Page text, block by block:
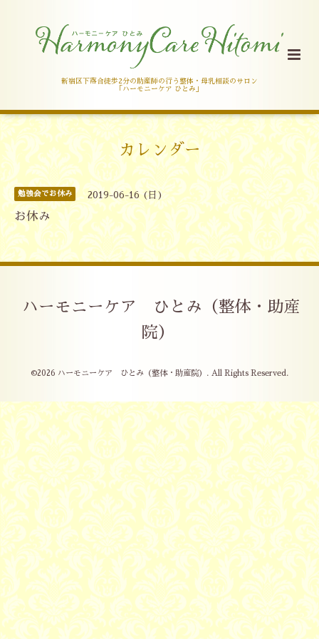
新宿区下落合徒歩2分の助産師の行う整体・母乳相談のサロン
「ハーモニーケア ひとみ」
カレンダー
勉強会でお休み 2019-06-16 (日)
お休み
ハーモニーケア ひとみ（整体・助産
院）
©2026 ハーモニーケア ひとみ（整体・助産院） . All Rights Reserved.